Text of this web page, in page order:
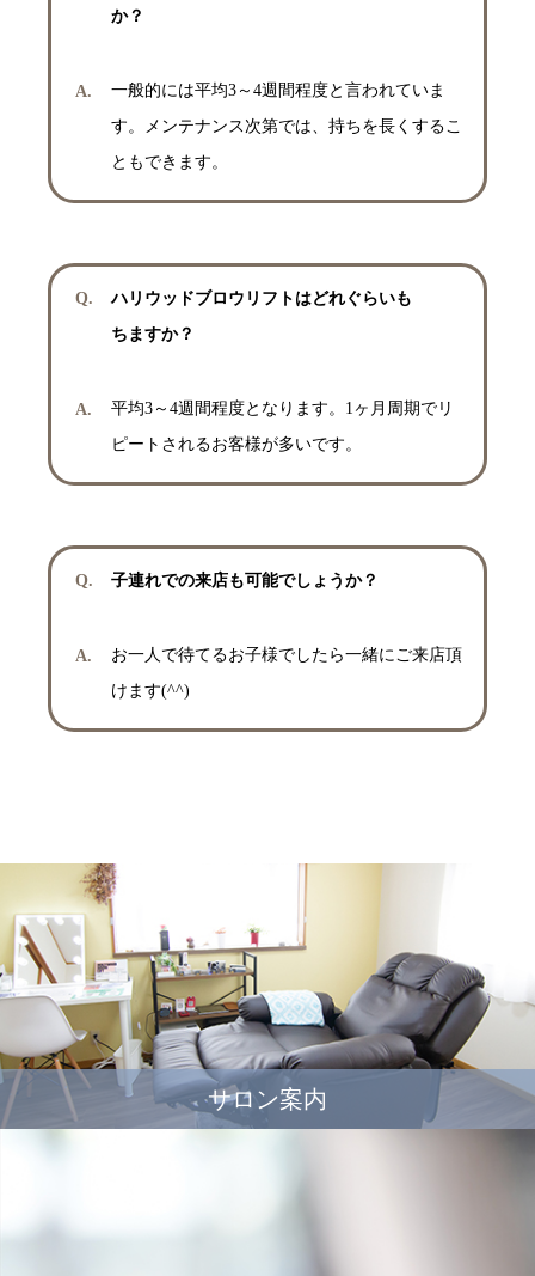
か？
一般的には平均3～4週間程度と言われていま
す。メンテナンス次第では、持ちを長くするこ
ともできます。
ハリウッドブロウリフトはどれぐらいも
ちますか？
平均3～4週間程度となります。1ヶ月周期でリ
ピートされるお客様が多いです。
子連れでの来店も可能でしょうか？
お一人で待てるお子様でしたら一緒にご来店頂
けます(^^)
サロン案内